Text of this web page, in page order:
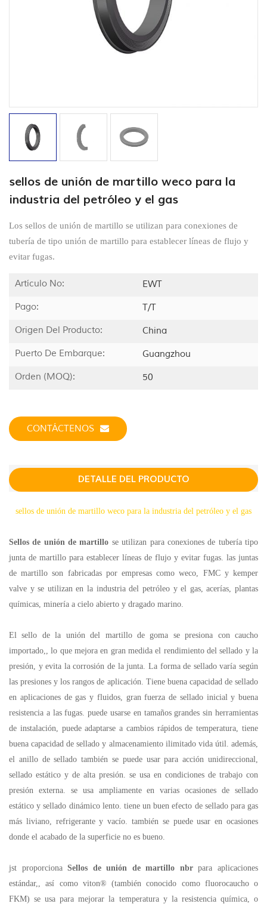
sellos de unión de martillo weco para la
industria del petróleo y el gas
Los sellos de unión de martillo se utilizan para conexiones de
tubería de tipo unión de martillo para establecer líneas de flujo y
evitar fugas.
Artículo No:
EWT
Pago:
T/T
Origen Del Producto:
China
Puerto De Embarque:
Guangzhou
Orden (MOQ):
50
CONTÁCTENOS
DETALLE DEL PRODUCTO
sellos de unión de martillo weco para la industria del petróleo y el gas
Sellos de unión de martillo se utilizan para conexiones de tubería tipo
junta de martillo para establecer líneas de flujo y evitar fugas. las juntas
de martillo son fabricadas por empresas como weco, FMC y kemper
valve y se utilizan en la industria del petróleo y el gas, acerías, plantas
químicas, minería a cielo abierto y dragado marino.
El sello de la unión del martillo de goma se presiona con caucho
importado,, lo que mejora en gran medida el rendimiento del sellado y la
presión, y evita la corrosión de la junta. La forma de sellado varía según
las presiones y los rangos de aplicación. Tiene buena capacidad de sellado
en aplicaciones de gas y fluidos, gran fuerza de sellado inicial y buena
resistencia a las fugas. puede usarse en tamaños grandes sin herramientas
de instalación, puede adaptarse a cambios rápidos de temperatura, tiene
buena capacidad de sellado y almacenamiento ilimitado vida útil. además,
el anillo de sellado también se puede usar para acción unidireccional,
sellado estático y de alta presión. se usa en condiciones de trabajo con
presión externa. se usa ampliamente en varias ocasiones de sellado
estático y sellado dinámico lento. tiene un buen efecto de sellado para gas
más liviano, refrigerante y vacío. también se puede usar en ocasiones
donde el acabado de la superficie no es bueno.
jst proporcionaSellos de unión de martillo nbrpara aplicaciones
estándar,, así como viton® (también conocido como fluorocaucho o
FKM) se usa para mejorar la temperatura y la resistencia química, o